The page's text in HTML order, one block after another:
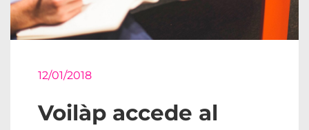
12/01/2018
Voilàp accede al